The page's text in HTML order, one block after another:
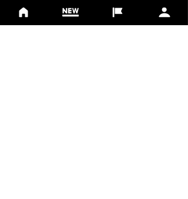
​チームビルディング
選手登録​